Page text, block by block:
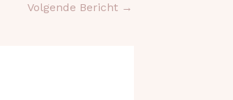
Volgende Bericht →